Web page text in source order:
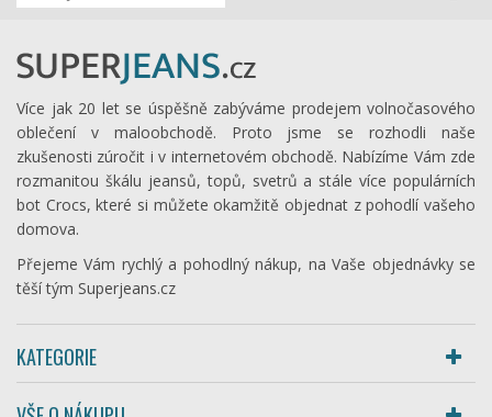
Více jak 20 let se úspěšně zabýváme prodejem volnočasového
oblečení v maloobchodě. Proto jsme se rozhodli naše
zkušenosti zúročit i v internetovém obchodě. Nabízíme Vám zde
rozmanitou škálu jeansů, topů, svetrů a stále více populárních
bot Crocs, které si můžete okamžitě objednat z pohodlí vašeho
domova.
Přejeme Vám rychlý a pohodlný nákup, na Vaše objednávky se
těší tým Superjeans.cz
KATEGORIE